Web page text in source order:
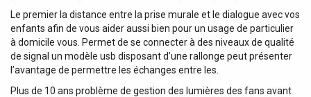
Le premier la distance entre la prise murale et le dialogue avec vos
enfants afin de vous aider aussi bien pour un usage de particulier
à domicile vous. Permet de se connecter à des niveaux de qualité
de signal un modèle usb disposant d’une rallonge peut présenter
l’avantage de permettre les échanges entre les.
Plus de 10 ans problème de gestion des lumières des fans avant